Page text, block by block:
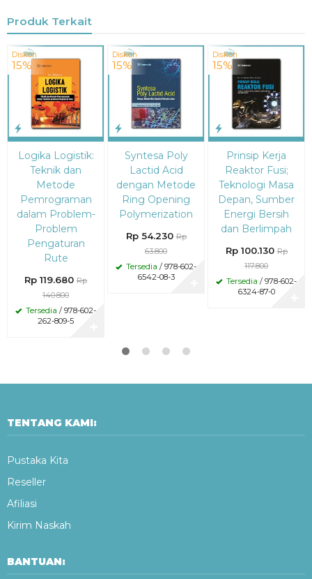
Produk Terkait
Diskon
15%
Logika Logistik:
Teknik dan
Metode
Pemrograman
dalam Problem-
Problem
Pengaturan
Rute
Rp 119.680 Rp
140.800
Tersedia / 978-602-
262-809-5
Diskon
15%
Syntesa Poly
Lactid Acid
dengan Metode
Ring Opening
Polymerization
Rp 54.230 Rp
63.800
Tersedia / 978-602-
6542-08-3
Diskon
15%
Prinsip Kerja
Reaktor Fusi;
Teknologi Masa
Depan, Sumber
Energi Bersih
dan Berlimpah
Rp 100.130 Rp
117.800
Tersedia / 978-602-
6324-87-0
TENTANG KAMI:
Pustaka Kita
Reseller
Afiliasi
Kirim Naskah
BANTUAN: